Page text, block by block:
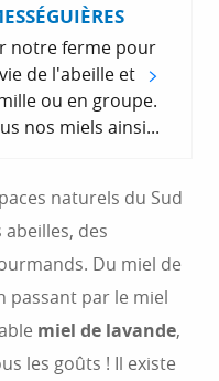
naturels du Sud
des
Du miel de
passant par le miel
miel de lavande,
les goûts ! Il existe
notre ferme pour
de l'abeille et
ou en groupe.
nos miels ainsi...